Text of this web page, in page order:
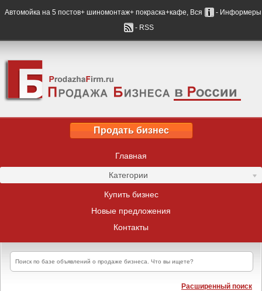
Автомойка на 5 постов+ шиномонтаж+ покраска+кафе, Вся
- Информеры
- RSS
Продать бизнес
Главная
Категории
Купить бизнес
Новые предложения
Контакты
Расширенный поиск